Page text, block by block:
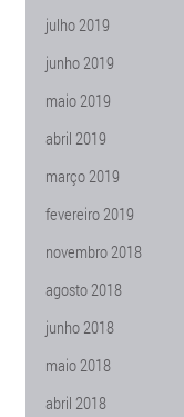
julho 2019
junho 2019
maio 2019
abril 2019
março 2019
fevereiro 2019
novembro 2018
agosto 2018
junho 2018
maio 2018
abril 2018